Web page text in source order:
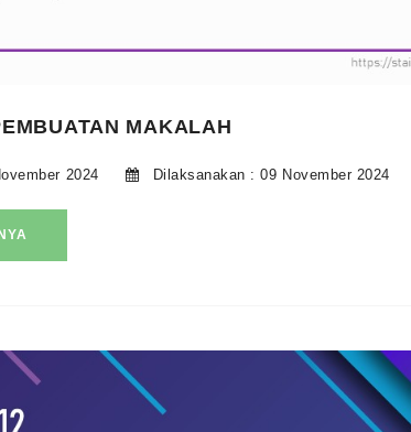
MAKALAH
2024 Dilaksanakan : 09 November 2024